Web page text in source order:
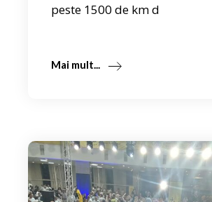
peste 1500 de km d
Mai mult...